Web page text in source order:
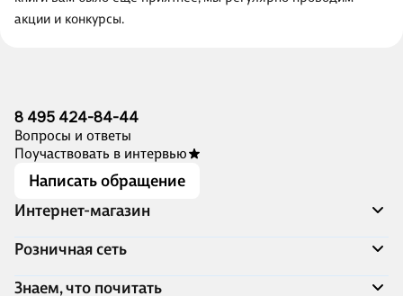
акции и конкурсы.
8 495 424-84-44
Вопросы и ответы
Поучаствовать в интервью
Написать обращение
Интернет-магазин
Акции
Доставка и оплата
Розничная сеть
Адреса магазинов
Знаем, что почитать